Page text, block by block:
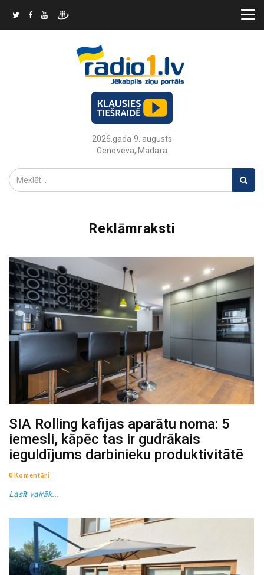
2026.gada 9. augusts
Genoveva, Madara
Reklāmraksti
SIA Rolling kafijas aparātu noma: 5
iemesli, kāpēc tas ir gudrākais
ieguldījums darbinieku produktivitātē
0 Komentāri
Lasīt vairāk...